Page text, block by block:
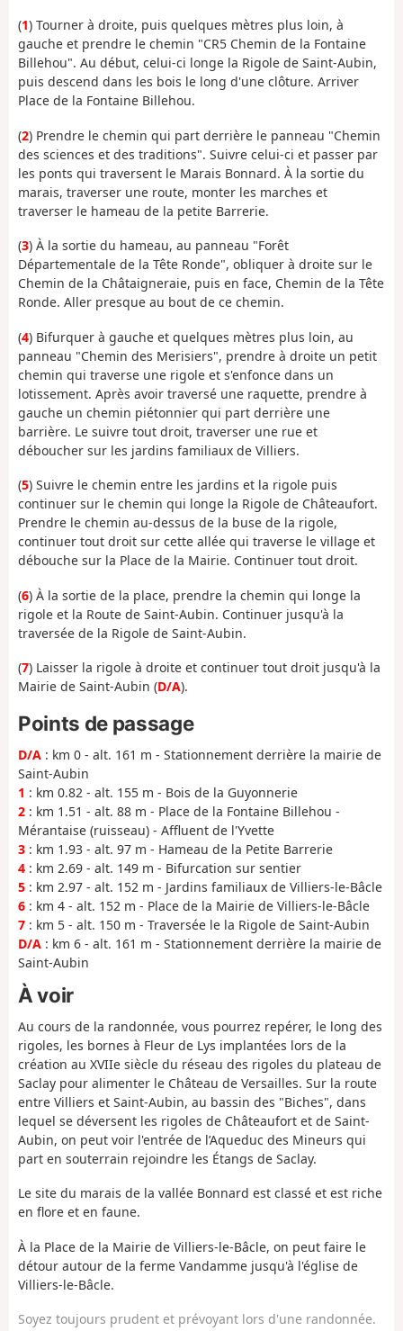
(1) Tourner à droite, puis quelques mètres plus loin, à
gauche et prendre le chemin "CR5 Chemin de la Fontaine
Billehou". Au début, celui-ci longe la Rigole de Saint-Aubin,
puis descend dans les bois le long d'une clôture. Arriver
Place de la Fontaine Billehou.
(2) Prendre le chemin qui part derrière le panneau "Chemin
des sciences et des traditions". Suivre celui-ci et passer par
les ponts qui traversent le Marais Bonnard. À la sortie du
marais, traverser une route, monter les marches et
traverser le hameau de la petite Barrerie.
(3) À la sortie du hameau, au panneau "Forêt
Départementale de la Tête Ronde", obliquer à droite sur le
Chemin de la Châtaigneraie, puis en face, Chemin de la Tête
Ronde. Aller presque au bout de ce chemin.
(4) Bifurquer à gauche et quelques mètres plus loin, au
panneau "Chemin des Merisiers", prendre à droite un petit
chemin qui traverse une rigole et s'enfonce dans un
lotissement. Après avoir traversé une raquette, prendre à
gauche un chemin piétonnier qui part derrière une
barrière. Le suivre tout droit, traverser une rue et
déboucher sur les jardins familiaux de Villiers.
(5) Suivre le chemin entre les jardins et la rigole puis
continuer sur le chemin qui longe la Rigole de Châteaufort.
Prendre le chemin au-dessus de la buse de la rigole,
continuer tout droit sur cette allée qui traverse le village et
débouche sur la Place de la Mairie. Continuer tout droit.
(6) À la sortie de la place, prendre la chemin qui longe la
rigole et la Route de Saint-Aubin. Continuer jusqu'à la
traversée de la Rigole de Saint-Aubin.
(7) Laisser la rigole à droite et continuer tout droit jusqu'à la
Mairie de Saint-Aubin (D/A).
Points de passage
D/A : km 0 - alt. 161 m - Stationnement derrière la mairie de
Saint-Aubin
1 : km 0.82 - alt. 155 m - Bois de la Guyonnerie
2 : km 1.51 - alt. 88 m - Place de la Fontaine Billehou -
Mérantaise (ruisseau) - Affluent de l'Yvette
3 : km 1.93 - alt. 97 m - Hameau de la Petite Barrerie
4 : km 2.69 - alt. 149 m - Bifurcation sur sentier
5 : km 2.97 - alt. 152 m - Jardins familiaux de Villiers-le-Bâcle
6 : km 4 - alt. 152 m - Place de la Mairie de Villiers-le-Bâcle
7 : km 5 - alt. 150 m - Traversée le la Rigole de Saint-Aubin
D/A : km 6 - alt. 161 m - Stationnement derrière la mairie de
Saint-Aubin
À voir
Au cours de la randonnée, vous pourrez repérer, le long des
rigoles, les bornes à Fleur de Lys implantées lors de la
création au XVIIe siècle du réseau des rigoles du plateau de
Saclay pour alimenter le Château de Versailles. Sur la route
entre Villiers et Saint-Aubin, au bassin des "Biches", dans
lequel se déversent les rigoles de Châteaufort et de Saint-
Aubin, on peut voir l'entrée de l’Aqueduc des Mineurs qui
part en souterrain rejoindre les Étangs de Saclay.
Le site du marais de la vallée Bonnard est classé et est riche
en flore et en faune.
À la Place de la Mairie de Villiers-le-Bâcle, on peut faire le
détour autour de la ferme Vandamme jusqu'à l'église de
Villiers-le-Bâcle.
Soyez toujours prudent et prévoyant lors d'une randonnée.